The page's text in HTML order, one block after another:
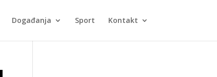
Događanja Sport Kontakt